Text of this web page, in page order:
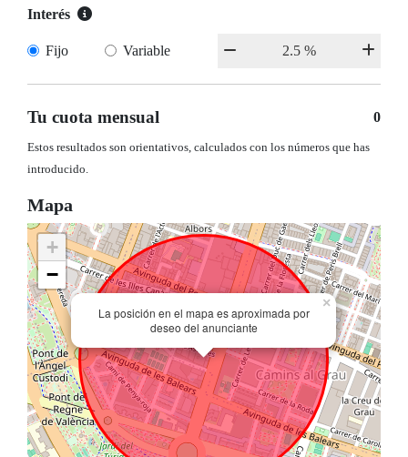
Interés
Fijo Variable
Tu cuota mensual 0
Estos resultados son orientativos, calculados con los números que has
introducido.
Mapa
La posición en el mapa es aproximada por
deseo del anunciante
×
+
−